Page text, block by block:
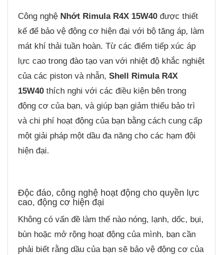
Công nghệ Nhớt Rimula R4X 15W40 được thiết
kế để bảo vệ động cơ hiện đại với bộ tăng áp, làm
mát khí thải tuần hoàn. Từ các điểm tiếp xúc áp
lực cao trong đào tạo van với nhiệt độ khắc nghiệt
của các piston và nhẫn, Shell Rimula R4X
15W40 thích nghi với các điều kiện bên trong
động cơ của bạn, và giúp bạn giảm thiểu bảo trì
và chi phí hoạt động của bạn bằng cách cung cấp
một giải pháp một dầu đa năng cho các hạm đội
hiện đại.
Độc đáo, công nghệ hoạt động cho quyền lực
cao, động cơ hiện đại
Không có vấn đề làm thế nào nóng, lạnh, dốc, bụi,
bùn hoặc mở rộng hoạt động của mình, bạn cần
phải biết rằng dầu của bạn sẽ bảo vệ động cơ của